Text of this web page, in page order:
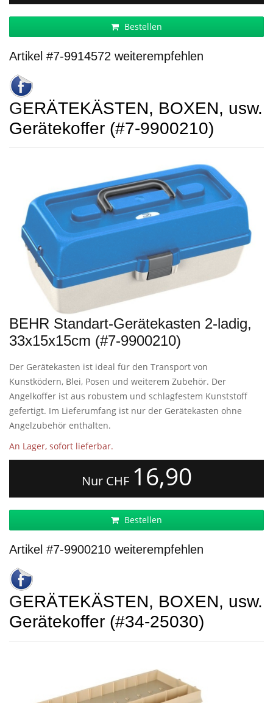
Bestellen
Artikel #7-9914572 weiterempfehlen
GERÄTEKÄSTEN, BOXEN, usw.
Gerätekoffer (#7-9900210)
BEHR Standart-Gerätekasten 2-ladig,
33x15x15cm (#7-9900210)
Der Gerätekasten ist ideal für den Transport von
Kunstködern, Blei, Posen und weiterem Zubehör. Der
Angelkoffer ist aus robustem und schlagfestem Kunststoff
gefertigt. Im Lieferumfang ist nur der Gerätekasten ohne
Angelzubehör enthalten.
An Lager, sofort lieferbar.
Nur CHF 16,90
Bestellen
Artikel #7-9900210 weiterempfehlen
GERÄTEKÄSTEN, BOXEN, usw.
Gerätekoffer (#34-25030)